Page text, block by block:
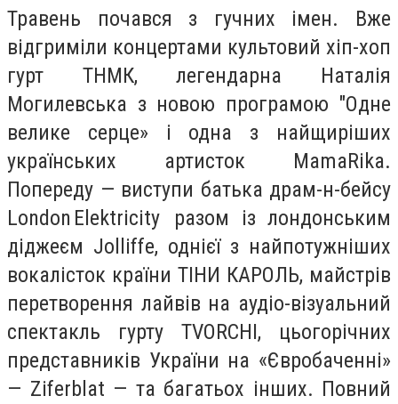
Травень почався з гучних імен. Вже
відгриміли концертами культовий хіп-хоп
гурт ТНМК, легендарна Наталія
Могилевська з новою програмою "Одне
велике серце» і одна з найщиріших
українських артисток MamaRika.
Попереду — виступи батька драм-н-бейсу
London Elektricity разом із лондонським
діджеєм Jolliffe, однієї з найпотужніших
вокалісток країни ТІНИ КАРОЛЬ, майстрів
перетворення лайвів на аудіо-візуальний
спектакль гурту TVORCHI, цьогорічних
представників України на «Євробаченні»
— Ziferblat — та багатьох інших. Повний